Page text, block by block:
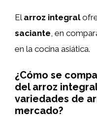
El arroz integral
saciante , en
en la cocina asiática.
¿Cómo se
del arroz
variedades de
mercado?